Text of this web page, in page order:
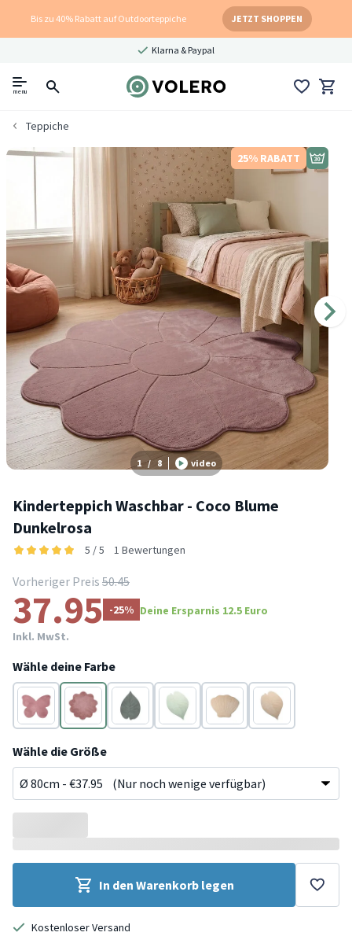
Bis zu 40% Rabatt auf Outdoorteppiche JETZT SHOPPEN
Klarna & Paypal
menu
Teppiche
25% RABATT
1 / 8 video
Kinderteppich Waschbar - Coco Blume
Dunkelrosa
5 / 5 1 Bewertungen
Vorheriger Preis 50.45
37.95 -25% Deine Ersparnis 12.5 Euro
Inkl. MwSt.
Wähle deine Farbe
Rosa Rosa Grün Grün Beige
Beige
Wähle die Größe
In den Warenkorb legen
Kostenloser Versand